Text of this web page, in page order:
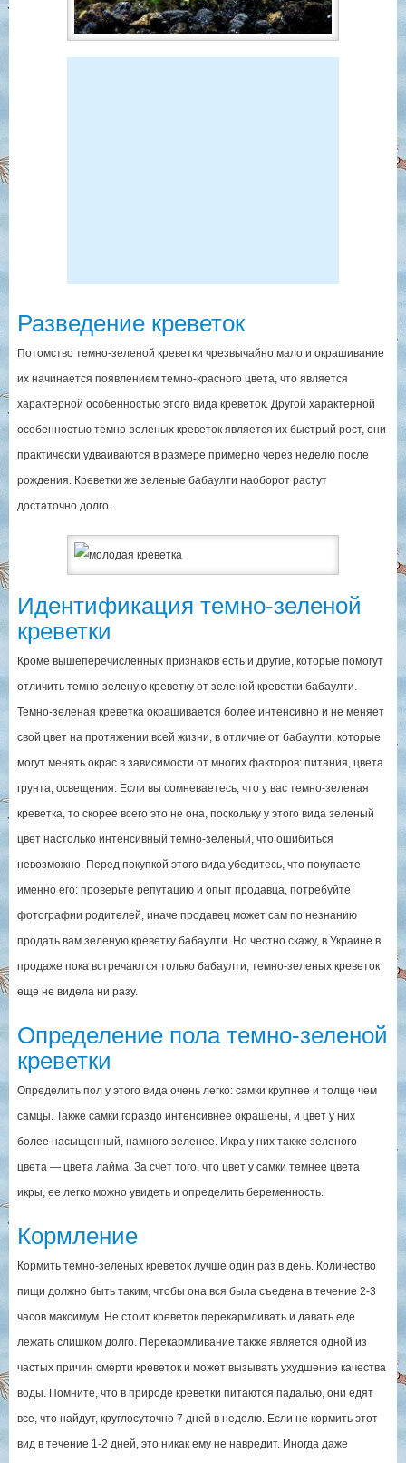
Разведение креветок
Потомство темно-зеленой креветки чрезвычайно мало и окрашивание
их начинается появлением темно-красного цвета, что является
характерной особенностью этого вида креветок. Другой характерной
особенностью темно-зеленых креветок является их быстрый рост, они
практически удваиваются в размере примерно через неделю после
рождения. Креветки же зеленые бабаулти наоборот растут
достаточно долго.
Идентификация темно-зеленой
креветки
Кроме вышеперечисленных признаков есть и другие, которые помогут
отличить темно-зеленую креветку от зеленой креветки бабаулти.
Темно-зеленая креветка окрашивается более интенсивно и не меняет
свой цвет на протяжении всей жизни, в отличие от бабаулти, которые
могут менять окрас в зависимости от многих факторов: питания, цвета
грунта, освещения. Если вы сомневаетесь, что у вас темно-зеленая
креветка, то скорее всего это не она, поскольку у этого вида зеленый
цвет настолько интенсивный темно-зеленый, что ошибиться
невозможно. Перед покупкой этого вида убедитесь, что покупаете
именно его: проверьте репутацию и опыт продавца, потребуйте
фотографии родителей, иначе продавец может сам по незнанию
продать вам зеленую креветку бабаулти. Но честно скажу, в Украине в
продаже пока встречаются только бабаулти, темно-зеленых креветок
еще не видела ни разу.
Определение пола темно-зеленой
креветки
Определить пол у этого вида очень легко: самки крупнее и толще чем
самцы. Также самки гораздо интенсивнее окрашены, и цвет у них
более насыщенный, намного зеленее. Икра у них также зеленого
цвета — цвета лайма. За счет того, что цвет у самки темнее цвета
икры, ее легко можно увидеть и определить беременность.
Кормление
Кормить темно-зеленых креветок лучше один раз в день. Количество
пищи должно быть таким, чтобы она вся была съедена в течение 2-3
часов максимум. Не стоит креветок перекармливать и давать еде
лежать слишком долго. Перекармливание также является одной из
частых причин смерти креветок и может вызывать ухудшение качества
воды. Помните, что в природе креветки питаются падалью, они едят
все, что найдут, круглосуточно 7 дней в неделю. Если не кормить этот
вид в течение 1-2 дней, это никак ему не навредит. Иногда даже